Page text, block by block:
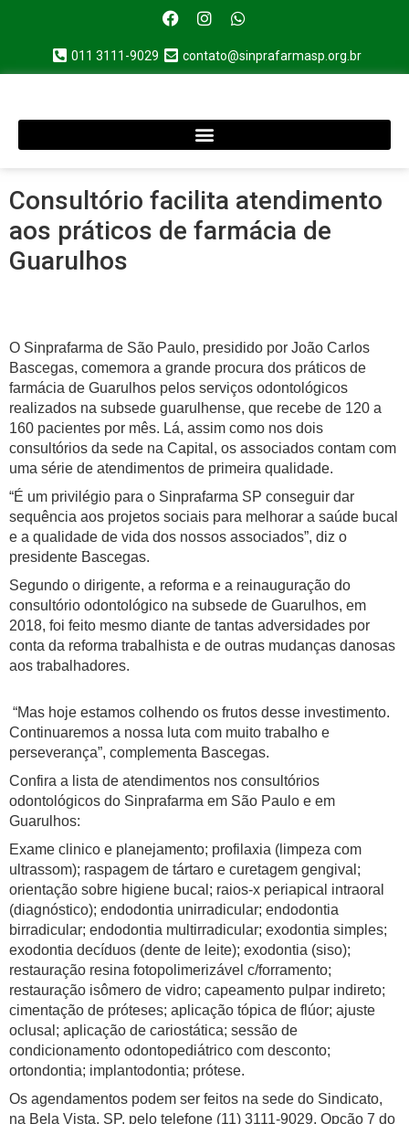
011 3111-9029 contato@sinprafarmasp.org.br
Consultório facilita atendimento
aos práticos de farmácia de
Guarulhos
O Sinprafarma de São Paulo, presidido por João Carlos
Bascegas, comemora a grande procura dos práticos de
farmácia de Guarulhos pelos serviços odontológicos
realizados na subsede guarulhense, que recebe de 120 a
160 pacientes por mês. Lá, assim como nos dois
consultórios da sede na Capital, os associados contam com
uma série de atendimentos de primeira qualidade.
“É um privilégio para o Sinprafarma SP conseguir dar
sequência aos projetos sociais para melhorar a saúde bucal
e a qualidade de vida dos nossos associados”, diz o
presidente Bascegas.
Segundo o dirigente, a reforma e a reinauguração do
consultório odontológico na subsede de Guarulhos, em
2018, foi feito mesmo diante de tantas adversidades por
conta da reforma trabalhista e de outras mudanças danosas
aos trabalhadores.
“Mas hoje estamos colhendo os frutos desse investimento.
Continuaremos a nossa luta com muito trabalho e
perseverança”, complementa Bascegas.
Confira a lista de atendimentos nos consultórios
odontológicos do Sinprafarma em São Paulo e em
Guarulhos:
Exame clinico e planejamento; profilaxia (limpeza com
ultrassom); raspagem de tártaro e curetagem gengival;
orientação sobre higiene bucal; raios-x periapical intraoral
(diagnóstico); endodontia unirradicular; endodontia
birradicular; endodontia multirradicular; exodontia simples;
exodontia decíduos (dente de leite); exodontia (siso);
restauração resina fotopolimerizável c/forramento;
restauração isômero de vidro; capeamento pulpar indireto;
cimentação de próteses; aplicação tópica de flúor; ajuste
oclusal; aplicação de cariostática; sessão de
condicionamento odontopediátrico com desconto;
ortondontia; implantodontia; prótese.
Os agendamentos podem ser feitos na sede do Sindicato,
na Bela Vista, SP, pelo telefone (11) 3111-9029, Opção 7 do